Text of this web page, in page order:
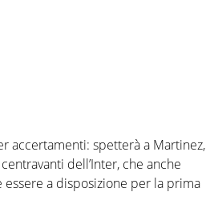
accertamenti: spetterà a Martinez,
dell’Inter, che anche
a disposizione per la prima